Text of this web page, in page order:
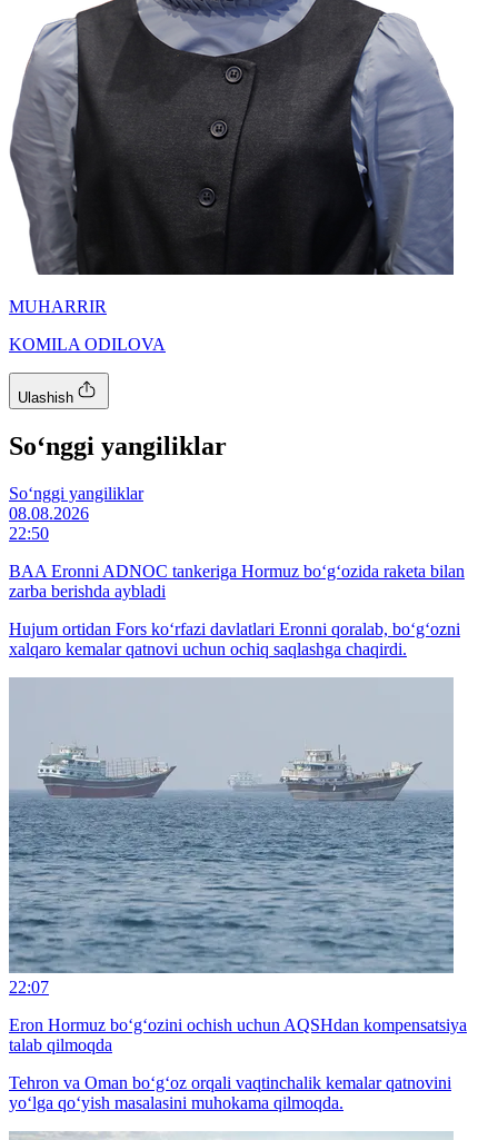
MUHARRIR
KOMILA ODILOVA
Ulashish
So‘nggi yangiliklar
So‘nggi yangiliklar
08.08.2026
22:50
BAA Eronni ADNOC tankeriga Hormuz bo‘g‘ozida raketa bilan
zarba berishda aybladi
Hujum ortidan Fors ko‘rfazi davlatlari Eronni qoralab, bo‘g‘ozni
xalqaro kemalar qatnovi uchun ochiq saqlashga chaqirdi.
22:07
Eron Hormuz bo‘g‘ozini ochish uchun AQSHdan kompensatsiya
talab qilmoqda
Tehron va Oman bo‘g‘oz orqali vaqtinchalik kemalar qatnovini
yo‘lga qo‘yish masalasini muhokama qilmoqda.